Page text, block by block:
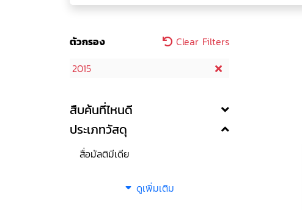
ตัวกรอง
Clear Filters
2015
สืบค้นที่ไหนดี
ประเภทวัสดุ
สื่อมัลติมีเดีย
ดูเพิ่มเติม